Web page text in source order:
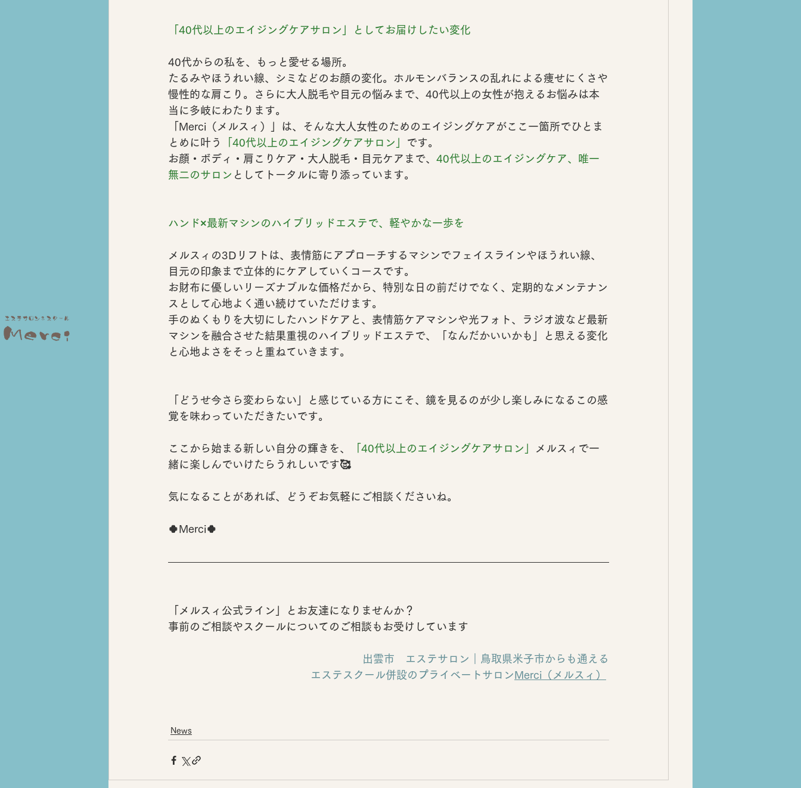
「40代以上のエイジングケアサロン」としてお届けしたい変化
40代からの私を、もっと愛せる場所。
たるみやほうれい線、シミなどのお顔の変化。ホルモンバランスの乱れによる痩せにくさや
慢性的な肩こり。さらに大人脱毛や目元の悩みまで、40代以上の女性が抱えるお悩みは本
当に多岐にわたります。
「Merci（メルスィ）」は、そんな大人女性のためのエイジングケアがここ一箇所でひとま
とめ に叶う 「40代以上のエイジングケアサロン」
です。
お顔・ボディ・肩こりケア・大人脱毛・目元ケアまで、 40代以上のエイジングケア、唯一
無二のサロン としてトータルに寄り添っています。
ハンド×最新マシンのハイブリッドエステで、軽やかな一歩を
メルスィの3Dリフトは、表情筋にアプローチするマシンでフェイスラインやほうれい線、
目元の印象まで立体的にケアしていくコースです。
お財布に優しい リーズナブルな価格だから、特別な日の前だけでなく、定期的なメンテナン
スとして心地よく通い続けていただけます。
手のぬくもりを大切にしたハンドケアと、表情筋ケアマシンや光フォト、ラジオ波など最新
マシンを融合させた結果重視のハイブリッドエステ で、「なんだかいいかも」と思える変化
と心地よさをそっと重ねていきます。
「どうせ今さら変わらない」と感じている方にこそ、 鏡を見るのが少し楽しみになる この感
覚を味わっていただきたいです。
ここから始まる新しい自分の輝きを、 「40代以上のエイジングケアサロン」
メルスィで一
緒に楽しんでいけたらうれしいです🥰
気になることがあれば、どうぞお気軽にご相談くださいね。
🍀Merci🍀
「メルスィ公式ライン」とお友達になりませんか？
事前のご相談やスクールについてのご相談もお受けしています
出雲市　エステサロン｜鳥取県米子市からも通える
エステスクール併設のプライベートサロン Merci（メルスィ）
News